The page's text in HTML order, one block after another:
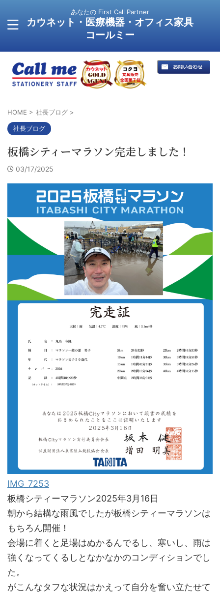
あなたの First Call Partner
カウネット・医療機器・オフィス家具
コールミー
HOME > 社長ブログ >
社長ブログ
板橋シティーマラソン完走しました！
03/17/2025
IMG_7253
板橋シティーマラソン2025年3月16日
朝から結構な雨風でしたが板橋シティーマラソンは
もちろん開催！
会場に着くと足場はぬかるんでるし、寒いし、雨は
強くなってくるしとなかなかのコンディションでし
た。
がこんなタフな状況はかえって自分を奮い立たせて